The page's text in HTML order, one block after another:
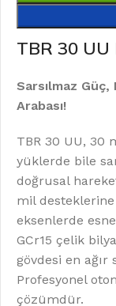
TBR 30
Sarsılmaz Güç,
Arabası!
TBR 30 UU, 30
yüklerde bile
doğrusal
mil
eksenlerde
GCr15 çelik
gövdesi en
Profesyonel
çözümdür.